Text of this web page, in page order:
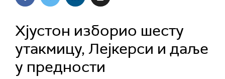
Хјустон изборио шесту
утакмицу, Лејкерси и даље
у предности